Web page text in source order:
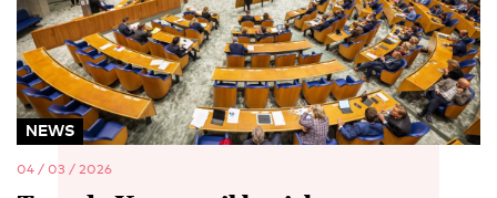
NEWS
04 / 03 / 2026